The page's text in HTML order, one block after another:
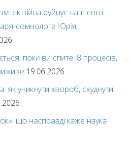
як війна руйнує наш сон і
сомнолога Юрія
поки ви спите: 8 процесів,
19.06.2026
уникнути хвороб, схуднути
що насправді каже наука